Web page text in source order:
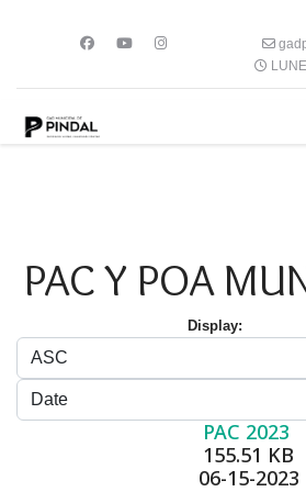
PAC Y POA
Display:
PAC 2023
155.51 KB
06-15-2023